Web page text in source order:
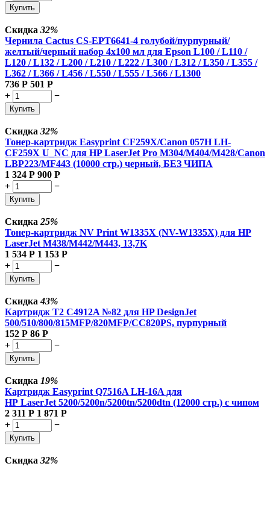
Купить
Скидка 32%
Чернила Cactus CS-EPT6641-4 голубой/пурпурный/
желтый/черный набор 4x100 мл для Epson L100 / L110 /
L120 / L132 / L200 / L210 / L222 / L300 / L312 / L350 / L355 /
L362 / L366 / L456 / L550 / L555 / L566 / L1300
736 Р 501 Р
+
−
Купить
Скидка 32%
Тонер-картридж Easyprint CF259X/Canon 057H LH-
CF259X U_NC для HP LaserJet Pro M304/M404/M428/Canon
LBP223/MF443 (10000 стр.) черный, БЕЗ ЧИПА
1 324 Р 900 Р
+
−
Купить
Скидка 25%
Тонер-картридж NV Print W1335X (NV-W1335X) для HP
LaserJet M438/M442/M443, 13,7K
1 534 Р 1 153 Р
+
−
Купить
Скидка43%
Картридж T2 C4912A №82 для HP DesignJet
500/510/800/815MFP/820MFP/CC820PS, пурпурный
152 Р 86 Р
+
−
Купить
Скидка 19%
Картридж Easyprint Q7516A LH-16A для
HP LaserJet 5200/5200n/5200tn/5200dtn (12000 стр.) с чипом
2 311 Р 1 871 Р
+
−
Купить
Скидка 32%